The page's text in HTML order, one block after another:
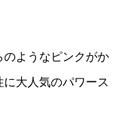
ようなピンクがか
大人気のパワース